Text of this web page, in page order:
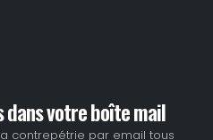
votre boîte mail
contrepétrie par email tous